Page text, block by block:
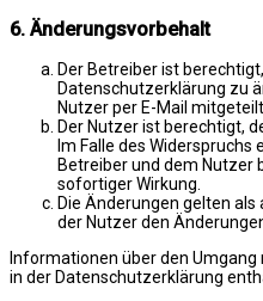
6. Änderungsvorbehalt
Der Betreiber ist
Datenschutzerklärung zu
Nutzer per E-Mail mitgeteilt.
Der Nutzer ist berechtigt,
Im Falle des
Betreiber und dem
sofortiger Wirkung.
Die Änderungen gelten
der Nutzer den
Informationen über den
in der Datenschutzerklärung